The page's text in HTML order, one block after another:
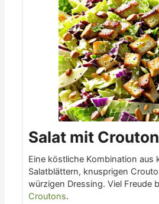
Salat mit
Eine köstliche Kombination aus
Salatblättern, knusprigen
würzigen Dressing. Viel Freude
Croutons.